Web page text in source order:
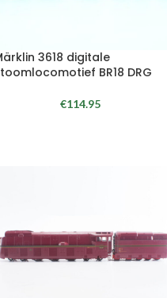
3618 digitale
BR18 DRG
€114.95